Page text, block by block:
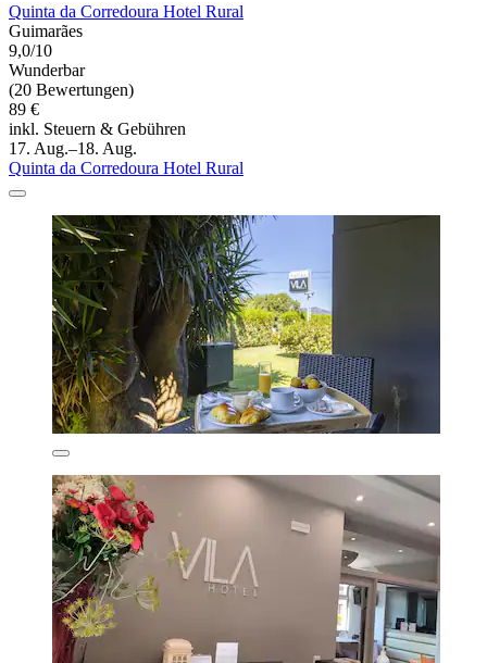
Quinta da Corredoura Hotel Rural
Guimarães
9,0/10
Wunderbar
(20 Bewertungen)
89 €
inkl. Steuern & Gebühren
17. Aug.–18. Aug.
Quinta da Corredoura Hotel Rural